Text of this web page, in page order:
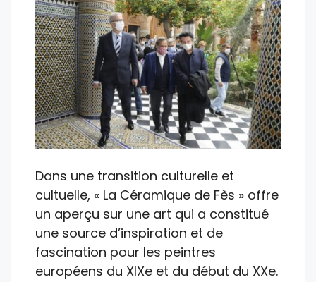
Dans une transition culturelle et
cultuelle, « La Céramique de Fès » offre
un aperçu sur une art qui a constitué
une source d’inspiration et de
fascination pour les peintres
européens du XIXe et du début du XXe.